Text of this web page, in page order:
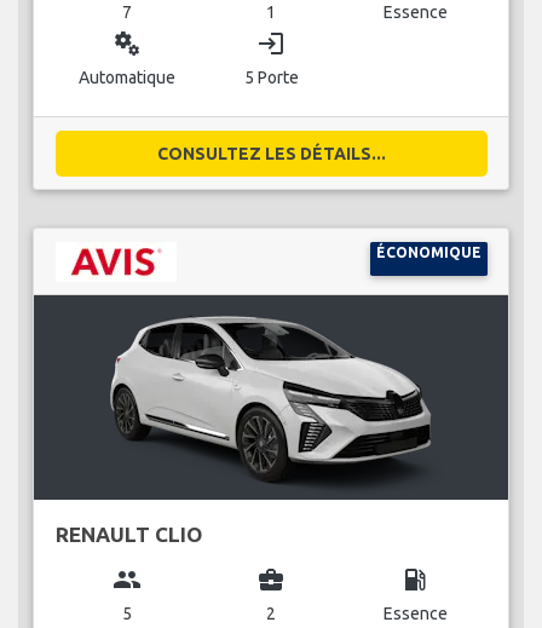
7 1 Essence
miscellaneous_services
Automatique
login
5 Porte
CONSULTEZ LES DÉTAILS...
ÉCONOMIQUE
RENAULT CLIO
group
5
business_center
2
local_gas_station
Essence